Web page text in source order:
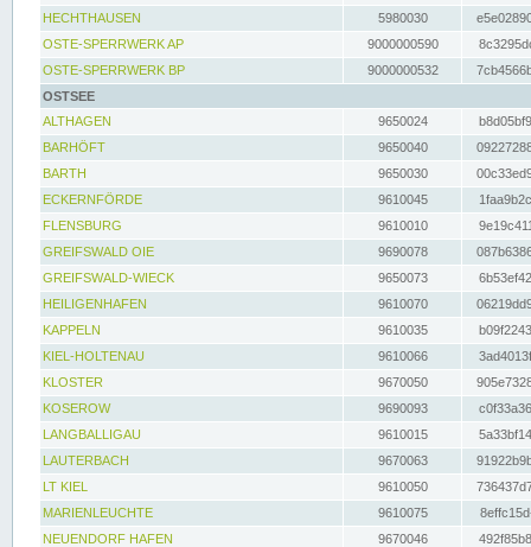
HECHTHAUSEN
5980030
OSTE-SPERRWERK AP
9000000590
OSTE-SPERRWERK BP
9000000532
OSTSEE
ALTHAGEN
9650024
BARHÖFT
9650040
BARTH
9650030
ECKERNFÖRDE
9610045
FLENSBURG
9610010
GREIFSWALD OIE
9690078
GREIFSWALD-WIECK
9650073
HEILIGENHAFEN
9610070
KAPPELN
9610035
KIEL-HOLTENAU
9610066
KLOSTER
9670050
KOSEROW
9690093
LANGBALLIGAU
9610015
LAUTERBACH
9670063
LT KIEL
9610050
MARIENLEUCHTE
9610075
NEUENDORF HAFEN
9670046